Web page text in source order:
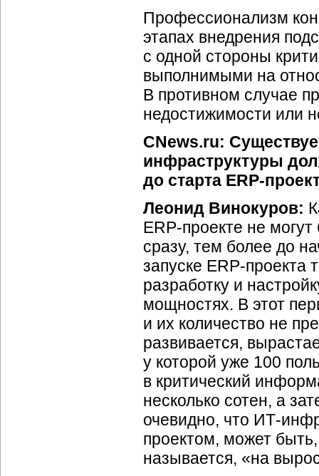
Профессионализм
этапах внедрения
с одной стороны
выполнимыми на
В противном случае
недостижимости или
CNews.ru:
инфраструктуры
до старта ERP-
Леонид Винокуров:
ERP-проекте не
сразу, тем более до
запуске ERP-проекта
разработку и
мощностях. В этот
и их количество не
развивается,
у которой уже 100
в критический
несколько сотен, а
очевидно, что ИТ-
проектом, может
называется, «на